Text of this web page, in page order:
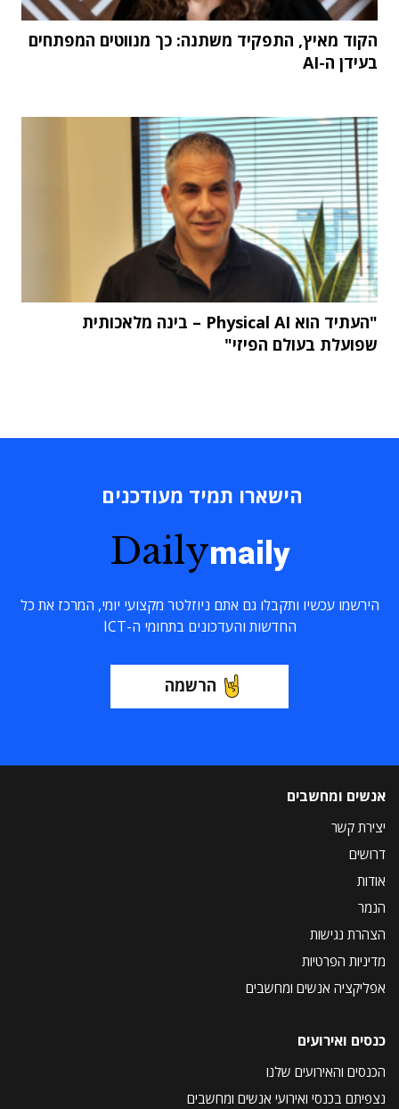
הקוד מאיץ, התפקיד משתנה: כך מנווטים המפתחים
בעידן ה-AI
"העתיד הוא Physical AI – בינה מלאכותית
שפועלת בעולם הפיזי"
הישארו תמיד מעודכנים
Dailymaily
הירשמו עכשיו ותקבלו גם אתם ניוזלטר מקצועי יומי, המרכז את כל
החדשות והעדכונים בתחומי ה-ICT
הרשמה
אנשים ומחשבים
יצירת קשר
דרושים
אודות
הנמר
הצהרת נגישות
מדיניות הפרטיות
אפליקציה אנשים ומחשבים
כנסים ואירועים
הכנסים והאירועים שלנו
נצפיתם בכנסי ואירועי אנשים ומחשבים